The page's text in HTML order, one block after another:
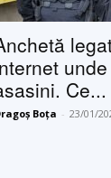
Ce...
Boța - 23/01/